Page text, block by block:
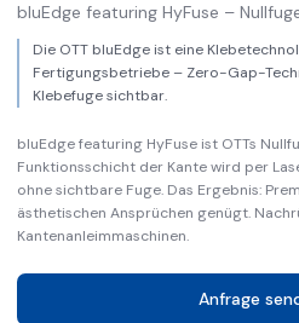
bluEdge featuring HyFuse –
Die OTT bluEdge ist eine
Fertigungsbetriebe – Zero-Gap-
Klebefuge sichtbar.
bluEdge featuring HyFuse ist OTTs
Funktionsschicht der Kante wird per
ohne sichtbare Fuge. Das Ergebnis:
ästhetischen Ansprüchen genügt.
Kantenanleimmaschinen.
Anfrage